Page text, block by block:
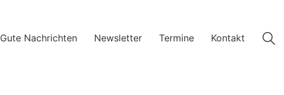
Gute Nachrichten Newsletter Termine Kontakt